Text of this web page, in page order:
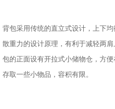
背包采用传统的直立式设计，上下
散重力的设计原理，有利于减轻两
包的正面设有开拉式小储物仓，方
存取一些小物品，容积有限。